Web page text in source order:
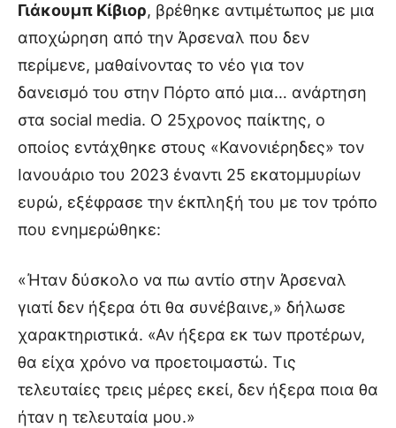
Γιάκουμπ Κίβιορ, βρέθηκε αντιμέτωπος με μια
αποχώρηση από την Άρσεναλ που δεν
περίμενε, μαθαίνοντας το νέο για τον
δανεισμό του στην Πόρτο από μια… ανάρτηση
στα social media. Ο 25χρονος παίκτης, ο
οποίος εντάχθηκε στους «Κανονιέρηδες» τον
Ιανουάριο του 2023 έναντι 25 εκατομμυρίων
ευρώ, εξέφρασε την έκπληξή του με τον τρόπο
που ενημερώθηκε:
«Ήταν δύσκολο να πω αντίο στην Άρσεναλ
γιατί δεν ήξερα ότι θα συνέβαινε,» δήλωσε
χαρακτηριστικά. «Αν ήξερα εκ των προτέρων,
θα είχα χρόνο να προετοιμαστώ. Τις
τελευταίες τρεις μέρες εκεί, δεν ήξερα ποια θα
ήταν η τελευταία μου.»